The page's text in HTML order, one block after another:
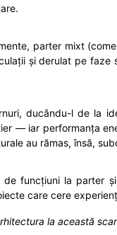
parter mixt
și derulat pe
ducându-l de la
— iar performanța
au rămas, însă,
funcțiuni la parter
care cere
la această